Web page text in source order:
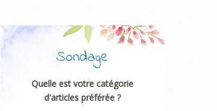
Sondage
Quelle est votre catégorie
d'articles préférée ?